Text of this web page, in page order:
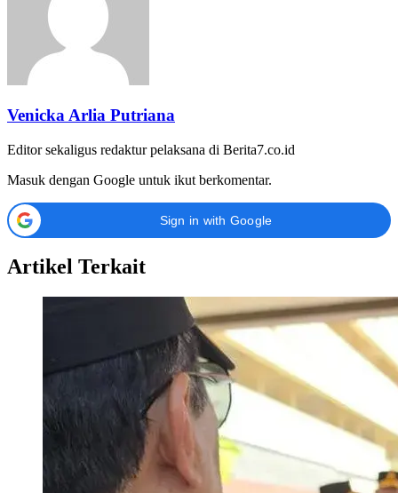
Venicka Arlia Putriana
Editor sekaligus redaktur pelaksana di Berita7.co.id
Masuk dengan Google untuk ikut berkomentar.
Sign in with Google
Artikel Terkait